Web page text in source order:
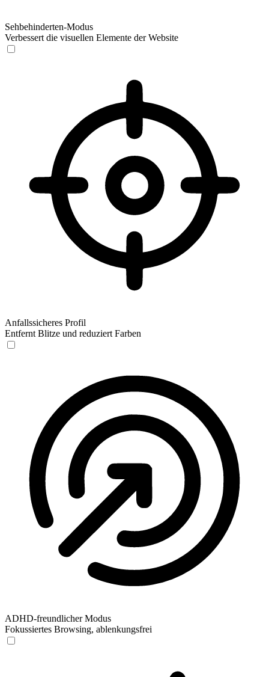
Sehbehinderten-Modus
Verbessert die visuellen Elemente der Website
Anfallssicheres Profil
Entfernt Blitze und reduziert Farben
ADHD-freundlicher Modus
Fokussiertes Browsing, ablenkungsfrei